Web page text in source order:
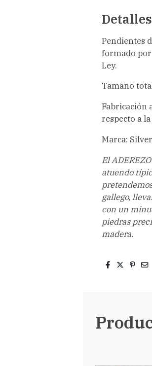
Detalles
Pendientes
formado por
Ley.
Tamaño
Fabricación
respecto a
Marca:
El
atuendo
gallego,
con un
piedras
madera.